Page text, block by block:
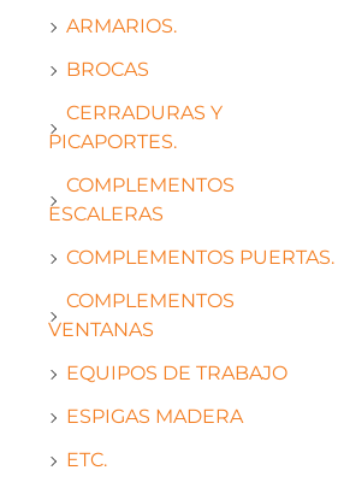
ARMARIOS.
BROCAS
CERRADURAS Y
PICAPORTES.
COMPLEMENTOS
ESCALERAS
COMPLEMENTOS PUERTAS.
COMPLEMENTOS
VENTANAS
EQUIPOS DE TRABAJO
ESPIGAS MADERA
ETC.